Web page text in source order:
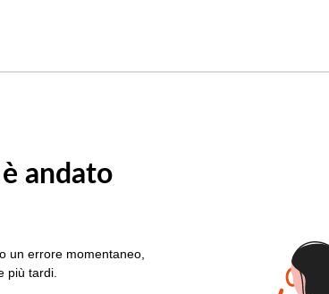
andato
un errore momentaneo,
più tardi.